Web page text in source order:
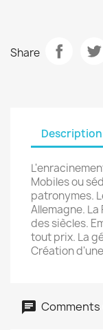
Share
Description
Mobiles ou
patronymes.
Allemagne.
des siècles.
tout prix. La
Création
Comments